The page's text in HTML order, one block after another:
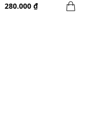
280.000 ₫